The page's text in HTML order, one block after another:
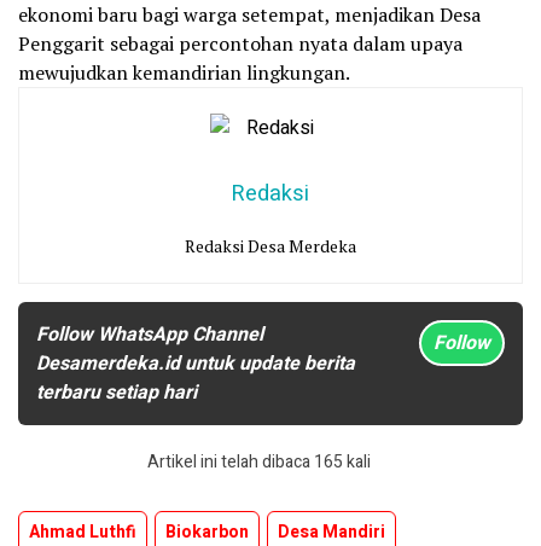
ekonomi baru bagi warga setempat, menjadikan Desa
Penggarit sebagai percontohan nyata dalam upaya
mewujudkan kemandirian lingkungan.
Redaksi
Redaksi Desa Merdeka
Follow WhatsApp Channel
Desamerdeka.id untuk update berita
terbaru setiap hari
Follow
Artikel ini telah dibaca 165 kali
Ahmad Luthfi Biokarbon Desa Mandiri